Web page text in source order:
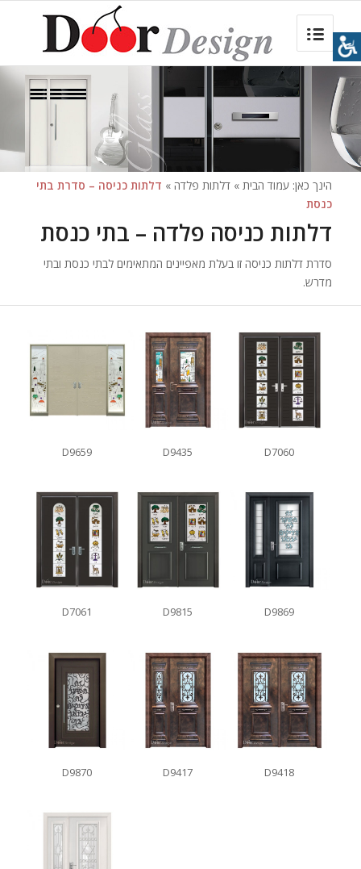
הינך כאן: עמוד הבית » דלתות פלדה» דלתות כניסה – סדרת בתי
כנסת
דלתות כניסה פלדה – בתי כנסת
סדרת דלתות כניסה זו בעלת מאפיינים המתאימים לבתי כנסת ובתי
מדרש.
D9659 D9435 D7060
D7061 D9815 D9869
D9870 D9417 D9418